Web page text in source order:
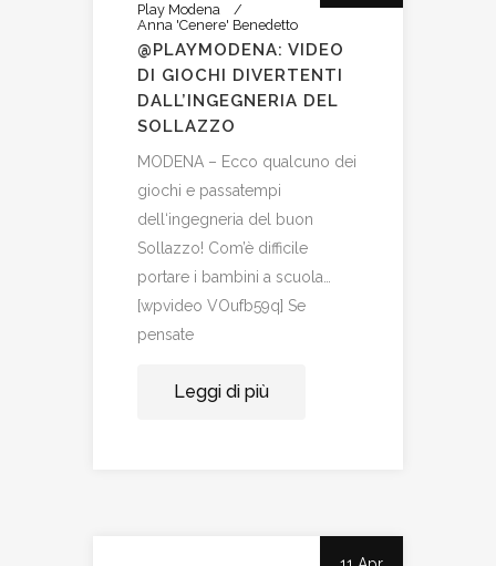
Play Modena
Anna 'Cenere' Benedetto
@PLAYMODENA: VIDEO
DI GIOCHI DIVERTENTI
DALL’INGEGNERIA DEL
SOLLAZZO
MODENA – Ecco qualcuno dei
giochi e passatempi
dell‘ingegneria del buon
Sollazzo! Com’è difficile
portare i bambini a scuola…
[wpvideo VOufb59q] Se
pensate
Leggi di più